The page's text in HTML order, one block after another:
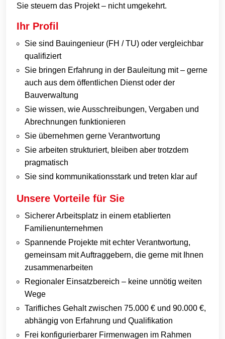
Sie steuern das Projekt – nicht umgekehrt.
Ihr Profil
Sie sind Bauingenieur (FH / TU) oder vergleichbar
qualifiziert
Sie bringen Erfahrung in der Bauleitung mit – gerne
auch aus dem öffentlichen Dienst oder der
Bauverwaltung
Sie wissen, wie Ausschreibungen, Vergaben und
Abrechnungen funktionieren
Sie übernehmen gerne Verantwortung
Sie arbeiten strukturiert, bleiben aber trotzdem
pragmatisch
Sie sind kommunikationsstark und treten klar auf
Unsere Vorteile für Sie
Sicherer Arbeitsplatz in einem etablierten
Familienunternehmen
Spannende Projekte mit echter Verantwortung,
gemeinsam mit Auftraggebern, die gerne mit Ihnen
zusammenarbeiten
Regionaler Einsatzbereich – keine unnötig weiten
Wege
Tarifliches Gehalt zwischen 75.000 € und 90.000 €,
abhängig von Erfahrung und Qualifikation
Frei konfigurierbarer Firmenwagen im Rahmen